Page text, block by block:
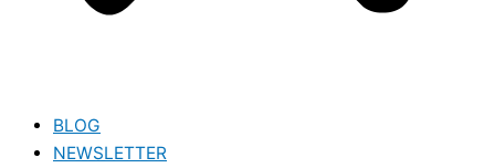
BLOG
NEWSLETTER